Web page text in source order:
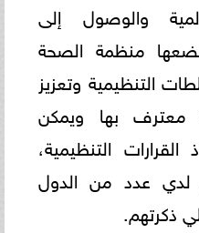
والوصول إلى
منظمة الصحة
التنظيمية وتعزيز
معترف بها ويمكن
التنظيمية،
عدد من الدول
ذكرتهم.